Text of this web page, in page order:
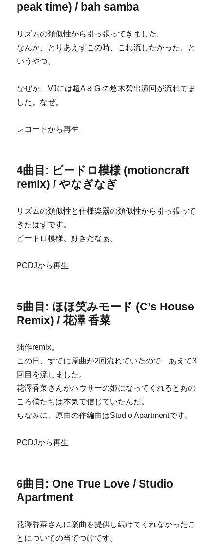
peak time) / bah samba
リズムの類似性から引っ張ってきました。
なんか、とりあえずこの時、これ流したかった。と
いうやつ。
なぜか、VJには超A & G の悠木碧出演回が流れてま
した。なぜ。
レコードから再生
4曲目: ビードロ模様 (motioncraft
remix) / やなぎなぎ
リズムの類似性と仕様楽器の類似性から引っ張って
きたはずです。
ビードロ模様、好きだなぁ。
PCDJから再生
5曲目: ほほ笑みモード (C’s House
Remix) / 花澤 香菜
拙作remix。
この日、すでに原曲が2回流れていたので、あえて3
回目を流しました。
花澤香菜さんがハウサーの姫になってくれるとあの
ころ僕たちは本気で信じていたんだ。
ちなみに、原曲の作編曲はStudio Apartmentです。
PCDJから再生
6曲目: One True Love / Studio
Apartment
花澤香菜さんに楽曲を提供し続けてくれなかったこ
とについての当てつけです。